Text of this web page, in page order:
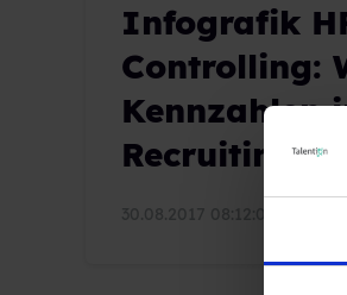
Infografik
Controlling:
Kennzahlen
Recruiting